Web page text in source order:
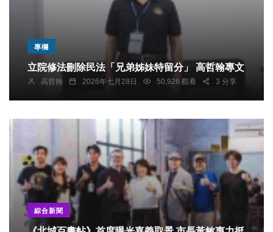
專欄
立院修法刪除民法「兄弟姊妹特留分」 高哲翰專文
高哲翰 2026年七月28日 50,926 觀看 3 分享
綜合新聞